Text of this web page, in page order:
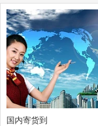
国内寄货到